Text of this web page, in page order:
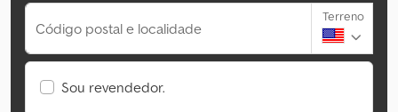
Código postal e localidade
Terreno
Sou revendedor.